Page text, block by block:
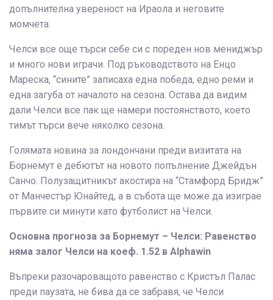
допълнителна увереност на Ираола и неговите
момчета.
Челси все още търси себе си с пореден нов мениджър
и много нови играчи. Под ръководството на Енцо
Мареска, “сините” записаха една победа, едно реми и
една загуба от началото на сезона. Остава да видим
дали Челси все пак ще намери постоянството, което
тимът търси вече няколко сезона.
Голямата новина за лондончани преди визитата на
Борнемут е дебютът на новото попълнение Джейдън
Санчо. Полузащитникът акостира на “Стамфорд Бридж”
от Манчестър Юнайтед, а в събота ще може да изиграе
първите си минути като футболист на Челси.
Основна прогноза за Борнемут – Челси: Равенство
няма залог Челси на коеф. 1.52 в Alphawin
Въпреки разочароващото равенство с Кристъл Палас
преди паузата, не бива да се забравя, че Челси